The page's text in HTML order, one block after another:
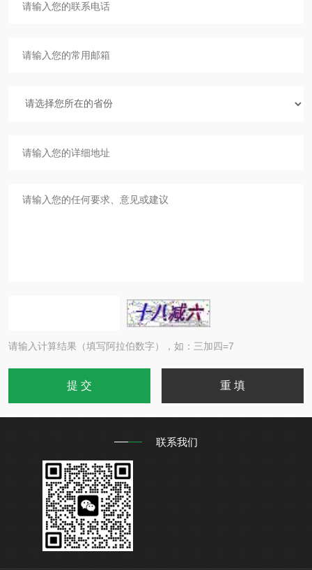
请输入计算结果（填写阿拉伯数字），如：三加四=7
联系我们